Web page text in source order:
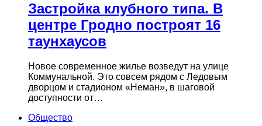
Застройка клубного типа. В
центре Гродно построят 16
таунхаусов
Новое современное жилье возведут на улице
Коммунальной. Это совсем рядом с Ледовым
дворцом и стадионом «Неман», в шаговой
доступности от…
Общество